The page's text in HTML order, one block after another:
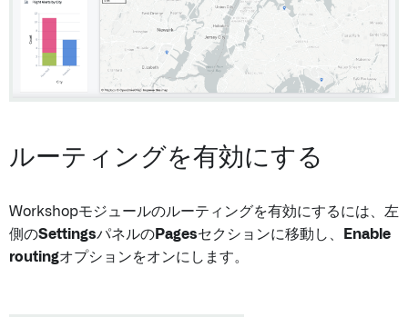
ルーティングを有効にする
Workshopモジュールのルーティングを有効にするには、左
側のSettingsパネルのPagesセクションに移動し、
Enable
routingオプションをオンにします。